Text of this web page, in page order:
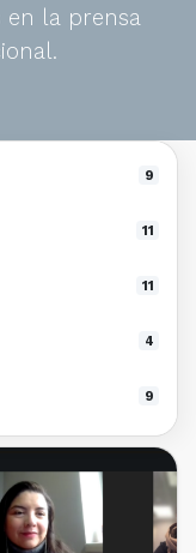
en la prensa
9
11
11
4
9